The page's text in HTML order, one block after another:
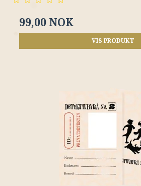
99,00 NOK
VIS PRODUKT